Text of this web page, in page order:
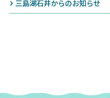
三島湖石井からのお知らせ